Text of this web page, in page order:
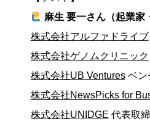
麻生 要一さん（起業家
株式会社アルファドライブ
株式会社ゲノムクリニック
株式会社UB Venturesベン
株式会社NewsPicks for
株式会社UNIDGE 代表取